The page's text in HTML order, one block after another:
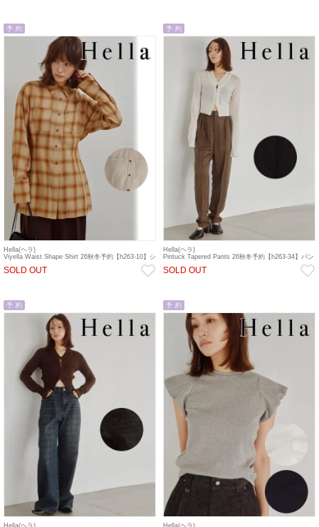
予 約
Hella(ヘラ)
Viyella Waist Shape Shirt 26秋冬予約【h263-10】シ
SOLD OUT
予 約
Hella(ヘラ)
Pintuck Tapered Pants 26秋冬予約【h263-34】パン
SOLD OUT
予 約 予 約